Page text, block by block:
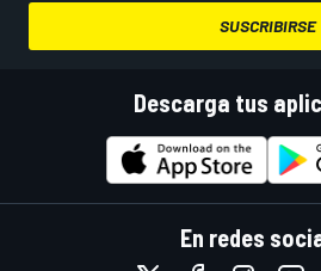
SUSCRIBIRSE
Descarga tus
En redes